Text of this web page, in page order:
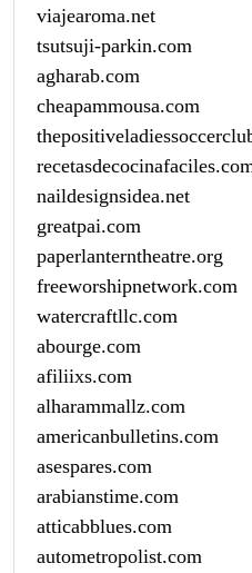
viajearoma.net
tsutsuji-parkin.com
agharab.com
cheapammousa.com
naildesignsidea.net
greatpai.com
paperlanterntheatre.org
freeworshipnetwork.com
watercraftllc.com
abourge.com
afiliixs.com
alharammallz.com
americanbulletins.com
asespares.com
arabianstime.com
atticabblues.com
autometropolist.com